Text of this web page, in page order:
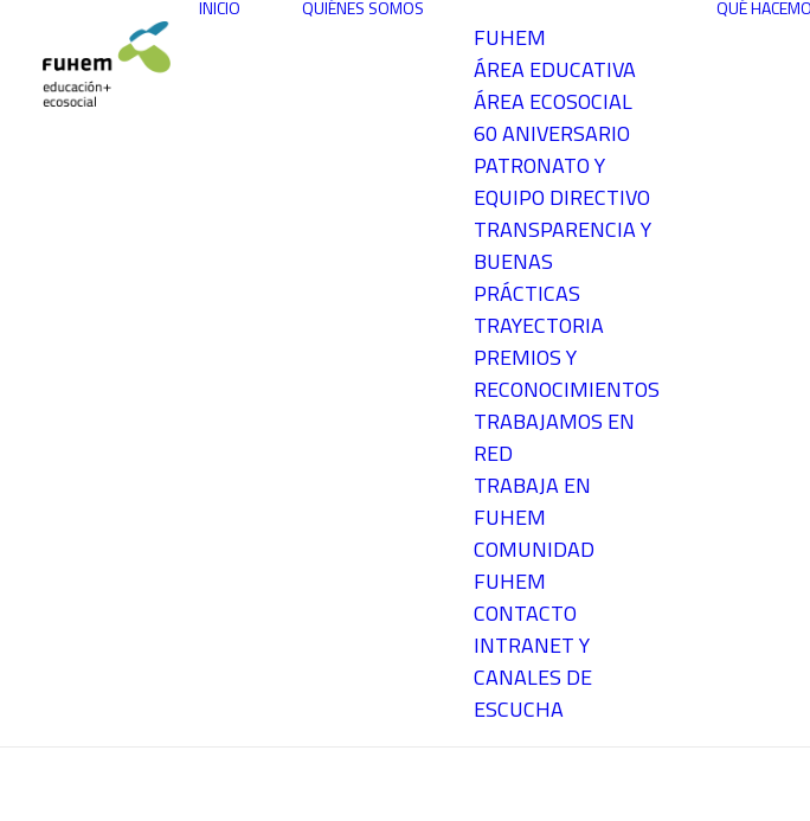
INICIO QUIÉNES SOMOS
FUHEM
ÁREA EDUCATIVA
ÁREA ECOSOCIAL
60 ANIVERSARIO
PATRONATO Y
EQUIPO DIRECTIVO
TRANSPARENCIA Y
BUENAS
PRÁCTICAS
TRAYECTORIA
PREMIOS Y
RECONOCIMIENTOS
TRABAJAMOS EN
RED
TRABAJA EN
FUHEM
COMUNIDAD
FUHEM
CONTACTO
INTRANET Y
CANALES DE
ESCUCHA
QUÉ